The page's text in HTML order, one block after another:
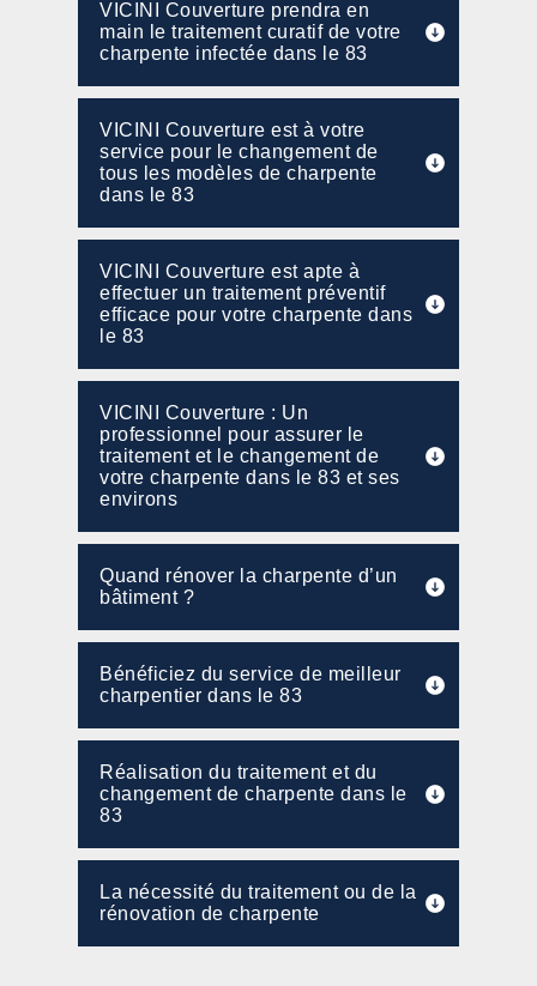
VICINI Couverture prendra en
main le traitement curatif de votre
charpente infectée dans le 83
VICINI Couverture est à votre
service pour le changement de
tous les modèles de charpente
dans le 83
VICINI Couverture est apte à
effectuer un traitement préventif
efficace pour votre charpente dans
le 83
VICINI Couverture : Un
professionnel pour assurer le
traitement et le changement de
votre charpente dans le 83 et ses
environs
Quand rénover la charpente d’un
bâtiment ?
Bénéficiez du service de meilleur
charpentier dans le 83
Réalisation du traitement et du
changement de charpente dans le
83
La nécessité du traitement ou de la
rénovation de charpente